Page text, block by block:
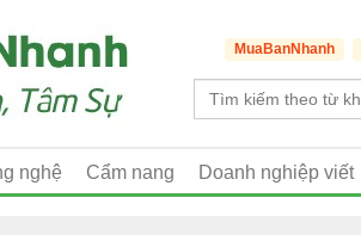
MuaBanNhanh
nghệ Cẩm nang Doanh nghiệp viết